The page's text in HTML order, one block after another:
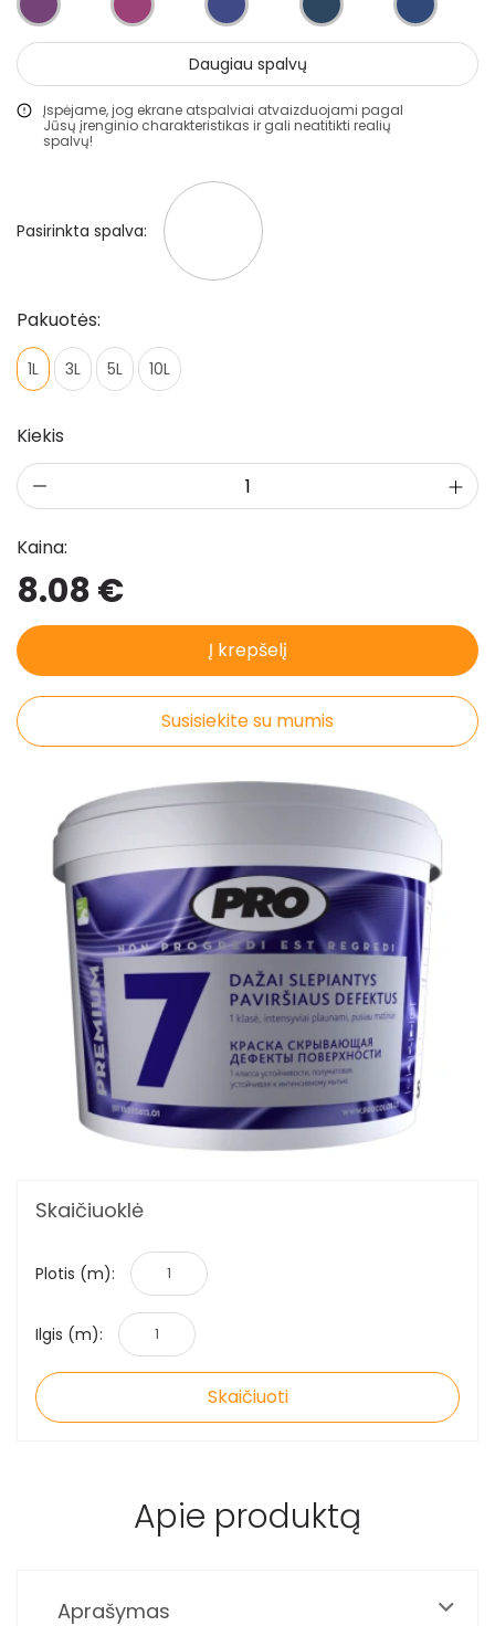
Gruntai
Glaistai
Lakai
Klijai
Mozaikiniai tinkai
Struktūriniai tinkai
Dekoravimo glaistai
Statybiniai sandarikliai
Spec. paskirties priemonės
Darbo priemonės
Pristatymo taisyklės
Daugiau spalvų
Įspėjame, jog ekrane atspalviai atvaizduojami pagal
Jūsų įrenginio charakteristikas ir gali neatitikti realių
spalvų!
Pasirinkta spalva:
Pakuotės:
1L 3L 5L 10L
Kiekis
Kaina:
8.08 €
Į krepšelį
Susisiekite su mumis
Skaičiuoklė
Plotis (m):
Ilgis (m):
Skaičiuoti
Apie produktą
Aprašymas